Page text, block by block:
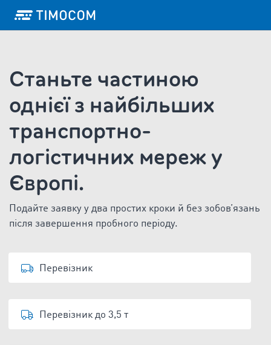
Станьте частиною
однієї з найбільших
транспортно-
логістичних мереж у
Європі.
Подайте заявку у два простих кроки й без зобов’язань
після завершення пробного періоду.
Перевізник
Перевізник до 3,5 т